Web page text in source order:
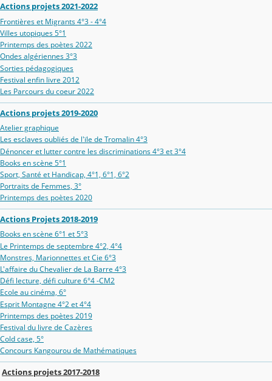
Actions projets 2021-2022
Frontières et Migrants 4°3 - 4°4
Villes utopiques 5°1
Printemps des poètes 2022
Ondes algériennes 3°3
Sorties pédagogiques
Festival enfin livre 2012
Les Parcours du coeur 2022
Actions projets 2019-2020
Atelier graphique
Les esclaves oubliés de l'ïle de Tromalin 4°3
Dénoncer et lutter contre les discriminations 4°3 et 3°4
Books en scène 5°1
Sport, Santé et Handicap, 4°1, 6°1, 6°2
Portraits de Femmes, 3°
Printemps des poètes 2020
Actions Projets 2018-2019
Books en scène 6°1 et 5°3
Le Printemps de septembre 4°2, 4°4
Monstres, Marionnettes et Cie 6°3
L'affaire du Chevalier de La Barre 4°3
Défi lecture, défi culture 6°4 -CM2
Ecole au cinéma, 6°
Esprit Montagne 4°2 et 4°4
Printemps des poètes 2019
Festival du livre de Cazères
Cold case, 5°
Concours Kangourou de Mathématiques
Actions projets 2017-2018